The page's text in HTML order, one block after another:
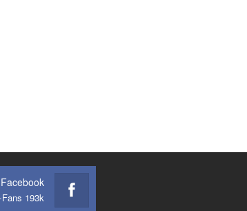
Facebook
Fans 193k+